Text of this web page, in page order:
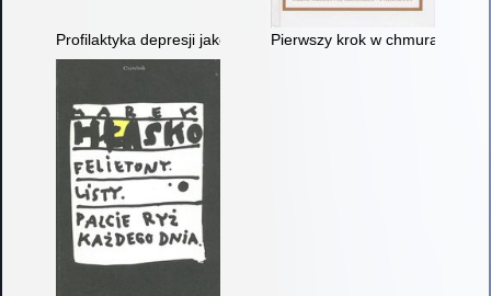
Profilaktyka depresji jako zadanie dla szkołyPierwszy krok w chmurach.